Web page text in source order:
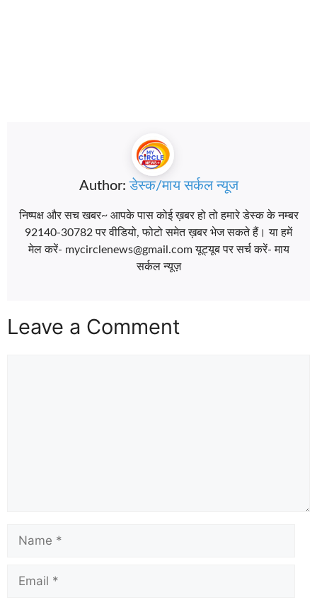
Author:डेस्क/माय सर्कल न्यूज
निष्पक्ष और सच खबर~ आपके पास कोई ख़बर हो तो हमारे डेस्क के नम्बर
92140-30782 पर वीडियो, फोटो समेत ख़बर भेज सकते हैं। या हमें
मेल करें- mycirclenews@gmail.com यूट्यूब पर सर्च करें- माय
सर्कल न्यूज़
Leave a Comment